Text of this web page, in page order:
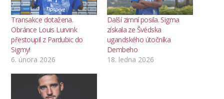
Transakce dotažena.
Obránce Louis Lurvink
přestoupil z Pardubic do
Sigmy!
6. února 2026
Další zimní posila. Sigma
získala ze Švédska
ugandského útočníka
Dembeho
18. ledna 2026